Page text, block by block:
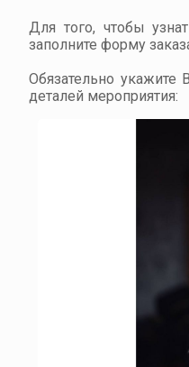
Для того, чтобы
заполните форму
Обязательно укажите
деталей мероприятия: